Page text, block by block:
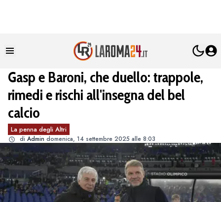
Gasp e Baroni, che duello: trappole,
rimedi e rischi all'insegna del bel
calcio
La penna degli Altri
di Admin domenica, 14 settembre 2025 alle 8:03